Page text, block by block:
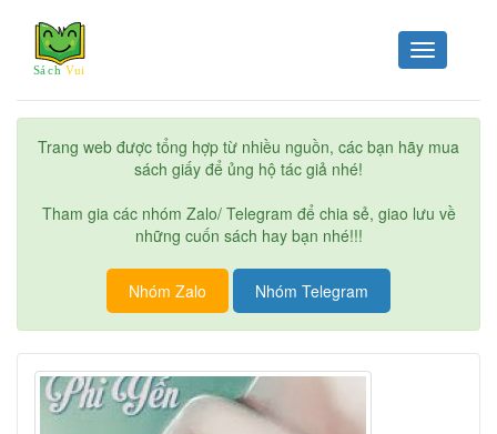
Toggle
navigation
Trang web được tổng hợp từ nhiều nguồn, các bạn hãy mua
sách giấy để ủng hộ tác giả nhé!
Tham gia các nhóm Zalo/ Telegram để chia sẻ, giao lưu về
những cuốn sách hay bạn nhé!!!
Nhóm Zalo Nhóm Telegram